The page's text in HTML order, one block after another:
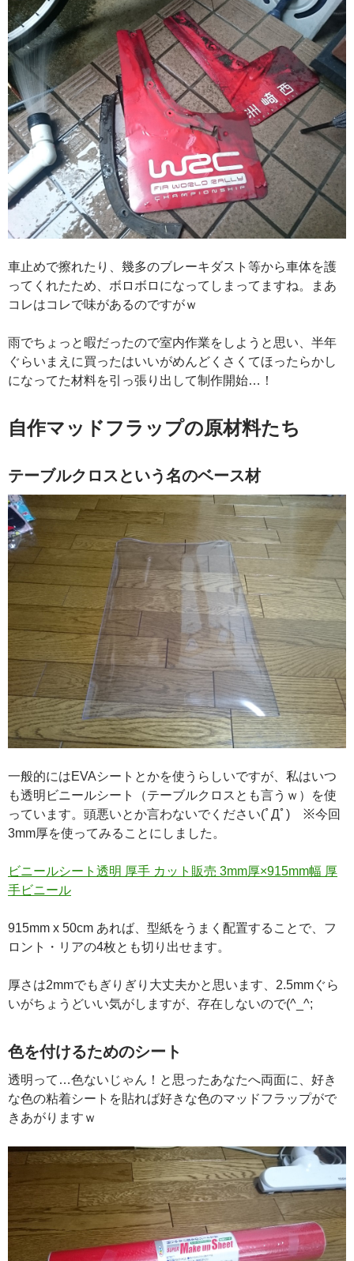
車止めで擦れたり、幾多のブレーキダスト等から車体を護
ってくれたため、ボロボロになってしまってますね。まあ
コレはコレで味があるのですがｗ
雨でちょっと暇だったので室内作業をしようと思い、半年
ぐらいまえに買ったはいいがめんどくさくてほったらかし
になってた材料を引っ張り出して制作開始…！
自作マッドフラップの原材料たち
テーブルクロスという名のベース材
一般的にはEVAシートとかを使うらしいですが、私はいつ
も透明ビニールシート（テーブルクロスとも言うｗ）を使
っています。頭悪いとか言わないでください(ﾟДﾟ) ※今回
3mm厚を使ってみることにしました。
ビニールシート透明 厚手 カット販売 3mm厚×915mm幅 厚
手ビニール
915mm x 50cm あれば、型紙をうまく配置することで、フ
ロント・リアの4枚とも切り出せます。
厚さは2mmでもぎりぎり大丈夫かと思います、2.5mmぐら
いがちょうどいい気がしますが、存在しないので(^_^;
色を付けるためのシート
透明って…色ないじゃん！と思ったあなたへ両面に、好き
な色の粘着シートを貼れば好きな色のマッドフラップがで
きあがりますｗ